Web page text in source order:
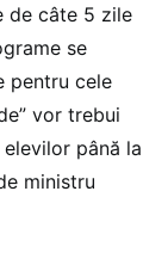
de câte 5 zile
se
pentru cele
vor trebui
până la
ministru